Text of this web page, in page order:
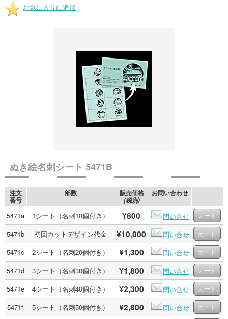
お気に入りに追加
ぬき絵名刺シート 5471B
注文
番号
部数 販売価格
(税別)
お問い合わせ
5471a 1シート（名刺10個付き） ¥800
問い合せ
5471b
初回カットデザイン代金 ¥10,000
問い合せ
5471c
2シート（名刺20個付き） ¥1,300
問い合せ
5471d
3シート（名刺30個付き） ¥1,800
問い合せ
5471e
4シート（名刺40個付き） ¥2,300
問い合せ
5471f
5シート（名刺50個付き） ¥2,800
問い合せ